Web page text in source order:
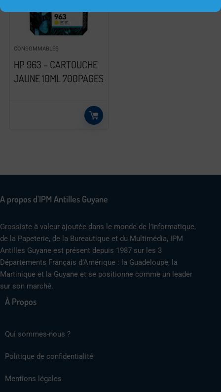
CONSOMMABLES
HP 963 – CARTOUCHE
JAUNE 10ML 700PAGES
A propos d'IPM Antilles Guyane
Grossiste à valeur ajoutée dans le monde de l’Informatique,
de la Papeterie, de la Bureautique et du Multimédia, IPM
Antilles Guyane est présent depuis 1987 sur les 3
Départements Français d’Amérique : la Guadeloupe, la
Martinique et la Guyane et se positionne comme un leader
sur son marché.
À Propos
Qui sommes-nous ?
Politique de confidentialité
Mentions légales